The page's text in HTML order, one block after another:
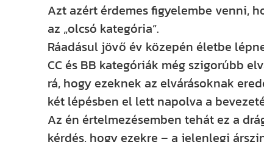
Azt azért érdemes figyelembe venni,
az „olcsó kategória”.
Ráadásul jövő év közepén életbe
CC és BB kategóriák még szigorúbb
rá, hogy ezeknek az elvárásoknak
két lépésben el lett napolva a
Az én értelmezésemben tehát ez a
kérdés, hogy ezekre – a jelenlegi